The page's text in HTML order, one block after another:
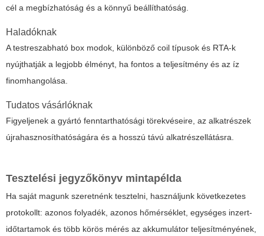
cél a megbízhatóság és a könnyű beállíthatóság.
Haladóknak
A testreszabható box modok, különböző coil típusok és RTA-k
nyújthatják a legjobb élményt, ha fontos a teljesítmény és az íz
finomhangolása.
Tudatos vásárlóknak
Figyeljenek a gyártó fenntarthatósági törekvéseire, az alkatrészek
újrahasznosíthatóságára és a hosszú távú alkatrészellátásra.
Tesztelési jegyzőkönyv mintapélda
Ha saját magunk szeretnénk tesztelni, használjunk következetes
protokollt: azonos folyadék, azonos hőmérséklet, egységes inzert-
időtartamok és több körös mérés az akkumulátor teljesítményének,